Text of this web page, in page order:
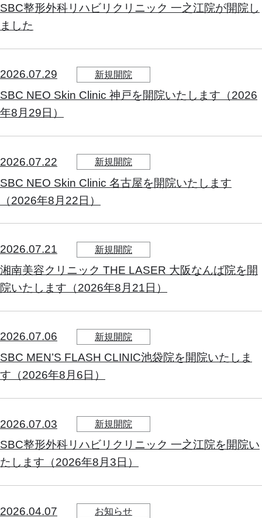
SBC整形外科リハビリクリニック 一之江院が開院し
ました
2026.07.29 新規開院
SBC NEO Skin Clinic 神戸を開院いたします（2026
年8月29日）
2026.07.22 新規開院
SBC NEO Skin Clinic 名古屋を開院いたします
（2026年8月22日）
2026.07.21 新規開院
湘南美容クリニック THE LASER 大阪なんば院を開
院いたします（2026年8月21日）
2026.07.06 新規開院
SBC MEN’S FLASH CLINIC池袋院を開院いたしま
す（2026年8月6日）
2026.07.03 新規開院
SBC整形外科リハビリクリニック 一之江院を開院い
たします（2026年8月3日）
2026.04.07 お知らせ